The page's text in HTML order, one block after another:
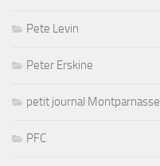
Pete Levin
Peter Erskine
petit journal Montparnasse
PFC